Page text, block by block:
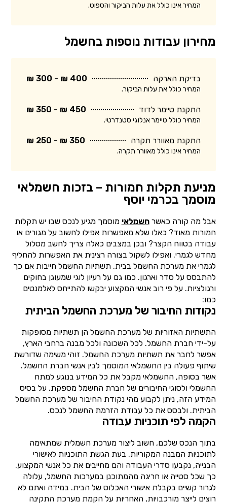
המחיר אינו כולל את עלות הביקור והספוט.
מחירון עבודות נוספות בחשמל
בדיקת הארקה 400 ₪ - 300 ₪
המחיר כולל את עלות הביקור.
התקנת טיימר לדוד 450 ₪ - 350 ₪
המחיר כולל טיימר אנלוגי סטנדרטי.
התקנת מאוורר תקרה 350 ₪ - 250 ₪
המחיר אינו כולל מאוורר תקרה.
מניעת תקלות חמורות – בזכות חשמלאי
מוסמך בכרמי יוסף
אבל מה קורה כאשרחשמלאי מוסמך מגיע לנכס שבו יש תקלות
חמורות מאוד? כאלו שלא מאפשרות אפילו לחשוב על מגורים או
עבודה בטווח הקצר? ובכן במצבים כאלה צריך לחשב מסלול
מחדש לגמרי. ואפילו לשקול בצורה רצינית את האפשרות להחליף
לגמרי את מערכת החשמל בבית. תשתיות החשמל חייבות אם כך
להתבסס על סדר וארגון. כמו גם על רעיון לוגי שמעוגן בחוקים
ורגולציות. על פי רוב אנשי המקצוע יבקשו להתייחס לאלמנטים
כמו:
נקודות החיבור של מערכת החשמל הביתית
התשתיות האזוריות של מערכת החשמל הן תשתיות מסופקות
על-ידי חברת החשמל. לכל השכונה ולכל מבנה ברחבי הארץ,
אפשר לחבר את תשתיות מערכת החשמל. זוהי משימה שדורשת
שיתוף פעולה בין החשמלאי המוסמך לבין אנשי חברת החשמל.
אשר בסופה, החשמלאי מקבל את כל המידע בנוגע למתח
החשמלי ולסוגי החיבורים של חברת החשמל מספקת. על בסיס
המידע הזה, ניתן לקבוע מהי נקודת החיבור של מערכת החשמל
הביתית. ולבסס את כל עבודת הזרמת החשמל לנכס.
הקמה לפי תוכניות עבודה
בתוך הנכס שלכם, חשוב ליצור מערכת חשמלית שמתאימה
לתוכניות המבנה המקוריות. בעת הגשת התוכניות לאישורי
הבנייה, נקבעו סדרי העבודה והם מחייבים את כל אנשי המקצוע.
כך שכל סטייה או חריגה מהמתוכנן במערכות החשמל, עלולה
לגרור קשיים בקבלת אישורי האכלוס של הבית. במידה ואתם לא
רוצים לייצר מורכבויות, האחריות על הקמת מערכת התקינה